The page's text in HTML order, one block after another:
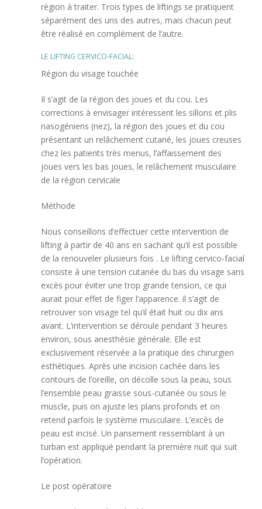
région à traiter. Trois types de liftings se pratiquent
séparément des uns des autres, mais chacun peut
être réalisé en complément de l’autre.
LE LIFTING CERVICO-FACIAL:
Région du visage touchée
Il s’agit de la région des joues et du cou. Les
corrections à envisager intéressent les sillons et plis
nasogéniens (nez), la région des joues et du cou
présentant un relâchement cutané, les joues creuses
chez les patients très menus, l’affaissement des
joues vers les bas joues, le relâchement musculaire
de la région cervicale
Méthode
Nous conseillons d’effectuer cette intervention de
lifting à partir de 40 ans en sachant qu’il est possible
de la renouveler plusieurs fois . Le lifting cervico-facial
consiste à une tension cutanée du bas du visage sans
excès pour éviter une trop grande tension, ce qui
aurait pour effet de figer l’apparence. il s’agit de
retrouver son visage tel qu’il était huit ou dix ans
avant. L’intervention se déroule pendant 3 heures
environ, sous anesthésie générale. Elle est
exclusivement réservée a la pratique des chirurgien
esthétiques. Après une incision cachée dans les
contours de l’oreille, on décolle sous la peau, sous
l’ensemble peau graisse sous-cutanée ou sous le
muscle, puis on ajuste les plans profonds et on
retend parfois le système musculaire. L’excès de
peau est incisé. Un pansement ressemblant à un
turban est appliqué pendant la première nuit qui suit
l’opération.
Le post opératoire